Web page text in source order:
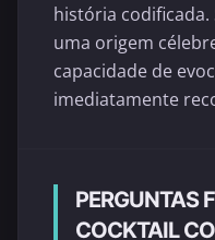
história codificada.
uma origem
capacidade de
imediatamente
PERGUNTAS
COCKTAIL